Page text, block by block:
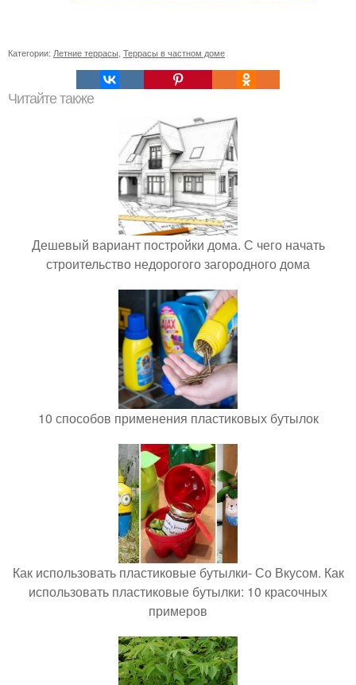
Категории: Летние террасы Террасы в частном доме
Читайте также
Дешевый вариант постройки дома. С чего начать
строительство недорогого загородного дома
10 способов применения пластиковых бутылок
Как использовать пластиковые бутылки- Со Вкусом. Как
использовать пластиковые бутылки: 10 красочных
примеров